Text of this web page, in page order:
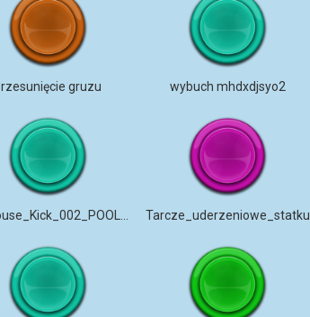
gruzu wybuch mhdxdjsyo2
Tarcze_uderzeniowe_statku